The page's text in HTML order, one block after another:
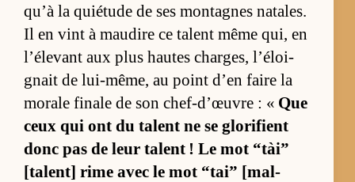
qu’à la quié­tude de ses mon­tagnes na­tales.
Il en vint à mau­dire ce ta­lent même qui, en
l’éle­vant aux plus hautes char­ges, l’éloi­
gnait de lui-mê­me, au point d’en faire la
mo­rale fi­nale de son chef-d’œuvre : « Que
ceux qui ont du ta­lent ne se glo­ri­fient
donc pas de leur ta­lent ! Le mot “tài”
[ta­lent] rime avec le mot “tai” [mal­